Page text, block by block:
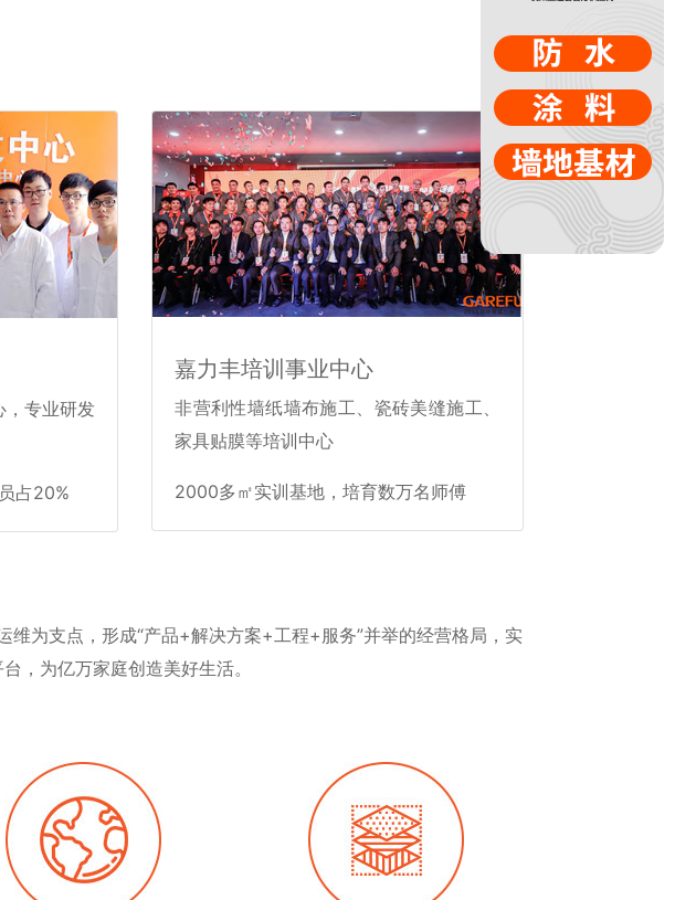
，专业研发
占20%
嘉力丰培训事业中心
非营利性墙纸墙布施工、瓷砖美缝施工、
家具贴膜等培训中心
2000多㎡实训基地，培育数万名师傅
为支点，形成“产品+解决方案+工程+服务”并举的经营格局，实
，为亿万家庭创造美好生活。